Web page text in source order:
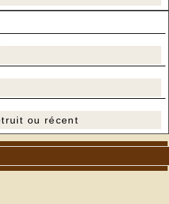
ou récent